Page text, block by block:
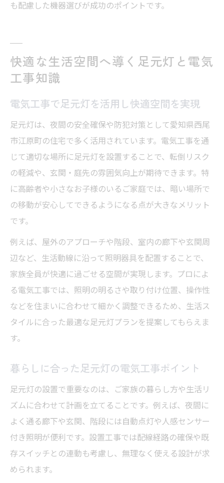
も配慮した機器選びが成功のポイントです。
快適な生活空間へ導く足元灯と電気
工事知識
電気工事で足元灯を活用し快適空間を実現
足元灯は、夜間の安全確保や防犯対策として愛知県西尾
市江原町の住宅で多く活用されています。電気工事を通
じて適切な場所に足元灯を設置することで、転倒リスク
の軽減や、玄関・庭先の雰囲気向上が期待できます。特
に高齢者や小さなお子様のいるご家庭では、暗い場所で
の移動が安心してできるようになる点が大きなメリット
です。
例えば、屋外のアプローチや階段、室内の廊下や玄関周
辺など、生活動線に沿って照明器具を配置することで、
家族全員が快適に過ごせる空間が実現します。プロによ
る電気工事では、照明の明るさや取り付け位置、操作性
などを住まいに合わせて細かく調整できるため、生活ス
タイルに合った最適な足元灯プランを提案してもらえま
す。
暮らしに合った足元灯の電気工事ポイント
足元灯の設置で重要なのは、ご家族の暮らし方や生活リ
ズムに合わせて計画を立てることです。例えば、夜間に
よく通る廊下や玄関、階段には自動点灯や人感センサー
付き照明が便利です。設置工事では配線経路の確保や既
存スイッチとの連動も考慮し、無理なく使える設計が求
められます。